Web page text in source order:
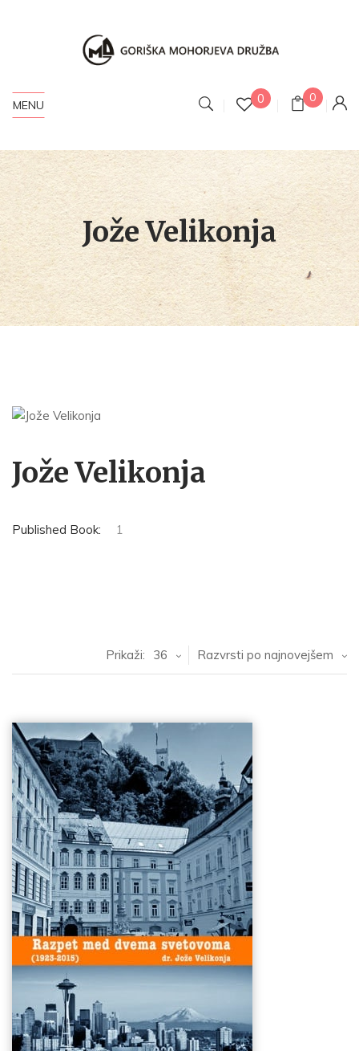
MENU 0 0
Jože Velikonja
Jože Velikonja
Published Book: 1
Razvrsti po najnovejšem
Prikaži: 36